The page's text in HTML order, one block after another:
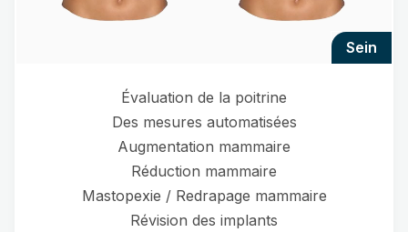
sein
Évaluation de la poitrine
Des mesures automatisées
Augmentation mammaire
Réduction mammaire
Mastopexie / Redrapage mammaire
Révision des implants